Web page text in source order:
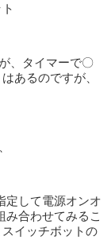
、タイマーで〇
あるのですが、
定して電源オンオ
み合わせてみるこ
イッチボットの